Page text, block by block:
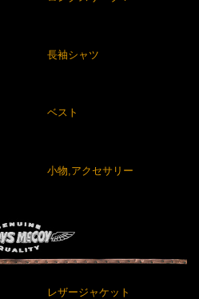
長袖シャツ
ベスト
小物,アクセサリー
レザージャケット